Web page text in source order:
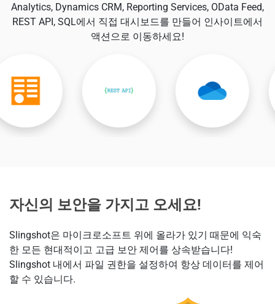
Analytics, Dynamics CRM, Reporting Services, OData Feed,
REST API, SQL에서 직접 대시보드를 만들어 인사이트에서
액션으로 이동하세요!
자신의 보안을 가지고 오세요!
Slingshot은 마이크로소프트 위에 올라가 있기 때문에 익숙
한 모든 현대적이고 고급 보안 제어를 상속받습니다!
Slingshot 내에서 파일 권한을 설정하여 항상 데이터를 제어
할 수 있습니다.